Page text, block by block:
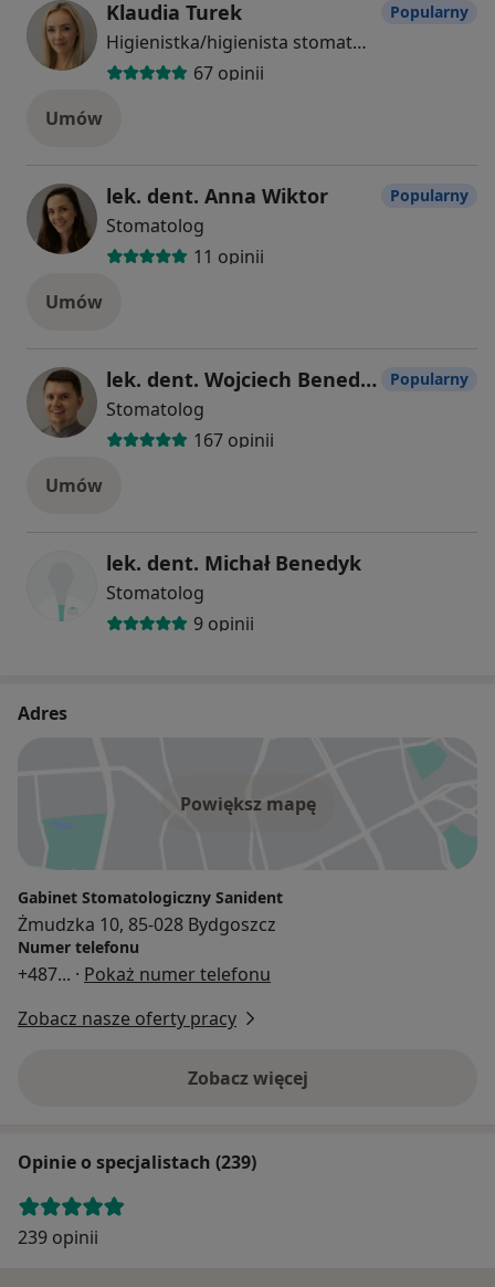
Klaudia Turek
Higienistka/higienista stomatologiczny
67 opinii
Popularny
Umów
lek. dent. Anna Wiktor
Stomatolog
11 opinii
Popularny
Umów
lek. dent. Wojciech Benedyk
Stomatolog
167 opinii
Popularny
Umów
lek. dent. Michał Benedyk
Stomatolog
9 opinii
Adres
Powiększ mapę
Gabinet Stomatologiczny Sanident
Żmudzka 10, 85-028 Bydgoszcz
Numer telefonu
+487... · Pokaż numer telefonu
Zobacz nasze oferty pracy
Zobacz więcej
Opinie o specjalistach (239)
239 opinii